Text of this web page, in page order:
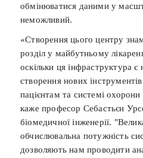
обмінюватися даними у
неможливий.
«Створення цього центру
розділ у майбутньому
оскільки ця інфраструктура
створення нових
пацієнтам та системі
каже професор Себастьєн
біомедичної інженерії.
обчислювальна потужність
дозволяють нам проводити